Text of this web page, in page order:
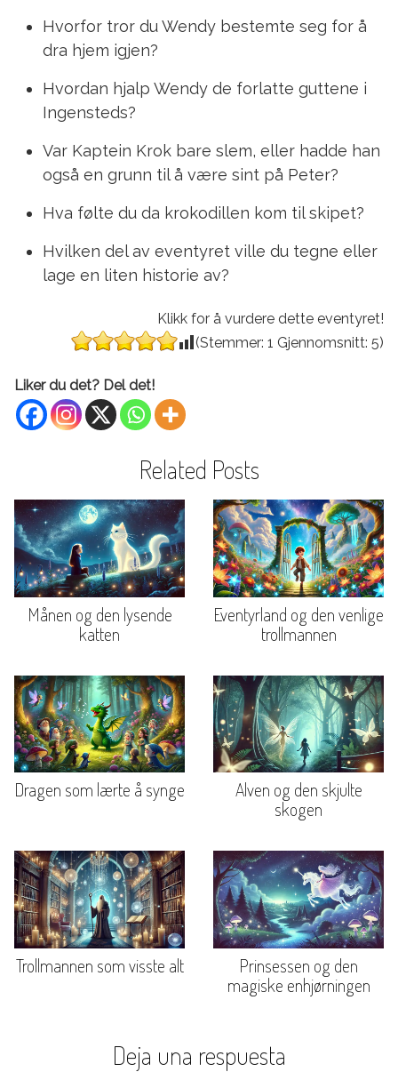
Hvorfor tror du Wendy bestemte seg for å
dra hjem igjen?
Hvordan hjalp Wendy de forlatte guttene i
Ingensteds?
Var Kaptein Krok bare slem, eller hadde han
også en grunn til å være sint på Peter?
Hva følte du da krokodillen kom til skipet?
Hvilken del av eventyret ville du tegne eller
lage en liten historie av?
Klikk for å vurdere dette eventyret!
(Stemmer: 1 Gjennomsnitt: 5)
Liker du det? Del det!
Related Posts
Månen og den lysende
katten
Eventyrland og den venlige
trollmannen
Dragen som lærte å synge
Alven og den skjulte
skogen
Trollmannen som visste alt
Prinsessen og den
magiske enhjørningen
Deja una respuesta